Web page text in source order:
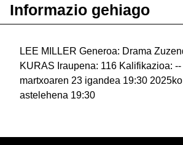
Informazio gehiago
LEE MILLER Generoa: Drama
KURAS Iraupena: 116 Kalifikazioa:
martxoaren 23 igandea 19:30
astelehena 19:30